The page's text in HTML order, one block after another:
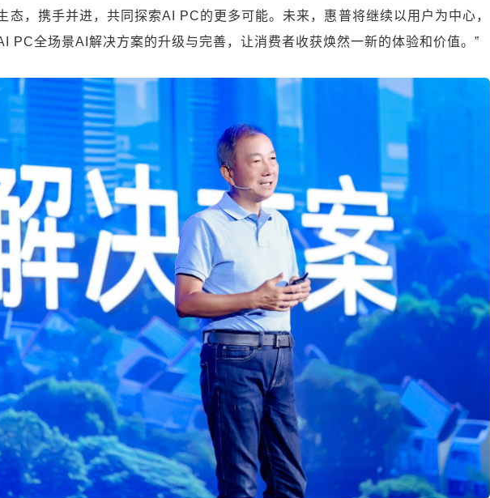
态，携手并进，共同探索AI PC的更多可能。未来，惠普将继续以用户为中心，
PC全场景AI解决方案的升级与完善，让消费者收获焕然一新的体验和价值。”